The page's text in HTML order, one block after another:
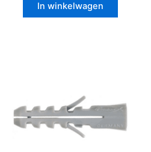
In winkelwagen